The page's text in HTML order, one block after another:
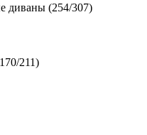
диваны (254/307)
211)